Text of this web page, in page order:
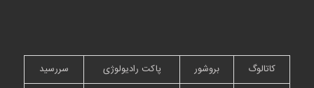
کاتالوگ بروشور پاکت رادیولوژی
سررسید